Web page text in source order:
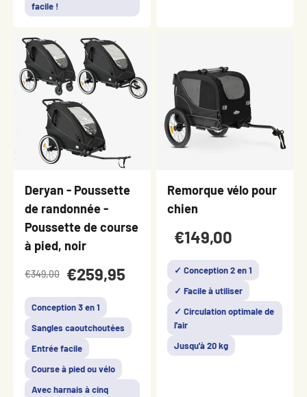
facile !
Deryan - Poussette
de randonnée -
Poussette de course
à pied, noir
€349,00 €259,95
Conception 3 en 1
Sangles caoutchoutées
Entrée facile
Course à pied ou vélo
Avec harnais à cinq
Remorque vélo pour
chien
€149,00
✓ Conception 2 en 1
✓ Facile à utiliser
✓ Circulation optimale de
l'air
Jusqu'à 20 kg